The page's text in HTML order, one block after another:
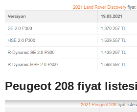
Peugeot 208 fiyat listesi